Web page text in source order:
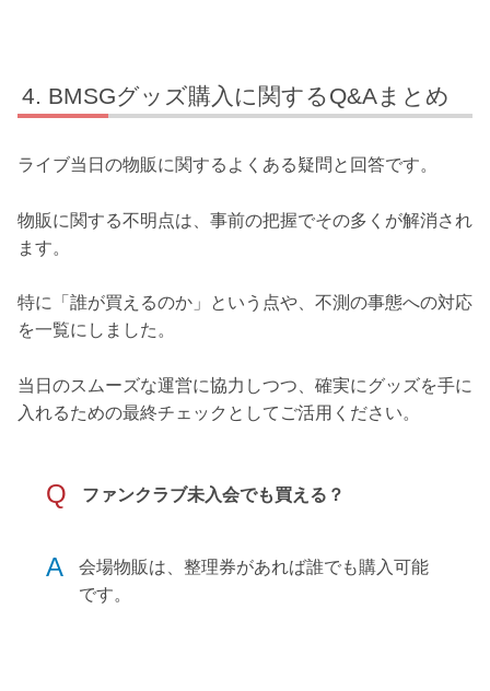
BMSGグッズ購入に関するQ&Aまとめ
ライブ当日の物販に関するよくある疑問と回答です。
物販に関する不明点は、事前の把握でその多くが解消され
ます。
特に「誰が買えるのか」という点や、不測の事態への対応
を一覧にしました。
当日のスムーズな運営に協力しつつ、確実にグッズを手に
入れるための最終チェックとしてご活用ください。
Q ファンクラブ未入会でも買える？
A
会場物販は、整理券があれば誰でも購入可能
です。